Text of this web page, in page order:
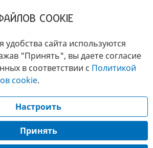
2017 - 2019
вет»
—
COOKIE
удобства сайта используются
"Принять", вы даете согласие
в соответствии с Политикой
cookie.
Настроить
Принять